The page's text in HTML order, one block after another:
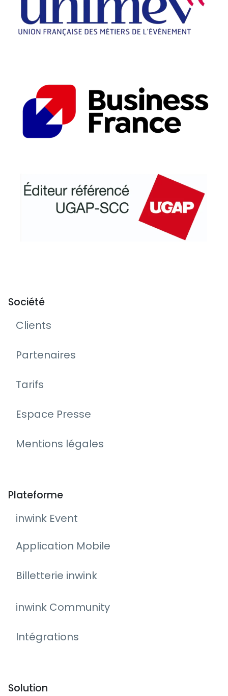
Société
Clients
Partenaires
Tarifs
Espace Presse
Mentions légales
Plateforme
inwink Event
Application Mobile
Billetterie inwink
inwink Community
Intégrations
Solution